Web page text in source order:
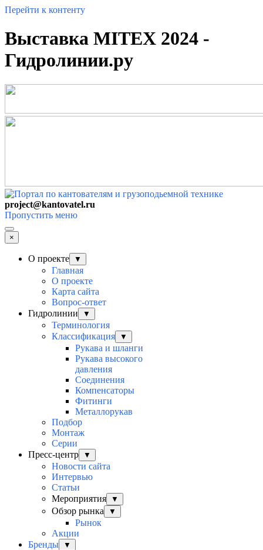
Перейти к контенту
Выставка MITEX 2024 -
Гидролинии.ру
project@kantovatel.ru
Пропустить меню
×
О проекте ▼
Главная
О проекте
Карта сайта
Вопрос-ответ
Гидролинии
▼
Терминология
Классификация
▼
Рукава и шланги
Рукава высокого
давления
Соединения
Компенсаторы
Фитинги
Металлорукав
Подбор
Монтаж
Серии
Пресс-центр
▼
Новости сайта
Интервью
Статьи
Мероприятия
▼
Обзор рынка ▼
Рынок
Акции
Бренды
▼